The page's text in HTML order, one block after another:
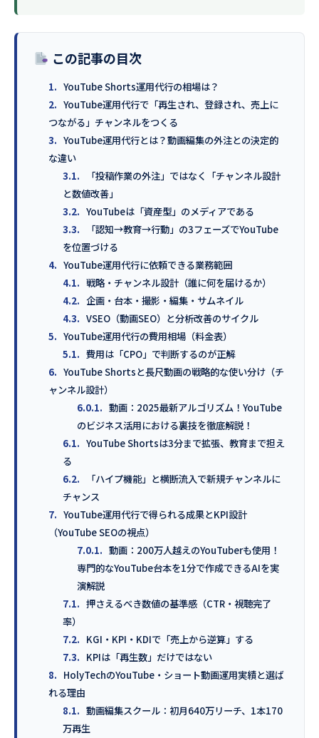
この記事の目次
1. YouTube Shorts運用代行の相場は？
2. YouTube運用代行で「再生され、登録され、売上に
つながる」チャンネルをつくる
3. YouTube運用代行とは？動画編集の外注との決定的
な違い
3.1.
「投稿作業の外注」ではなく「チャンネル設計
と数値改善」
3.2. YouTubeは「資産型」のメディアである
3.3.
「認知→教育→行動」の3フェーズでYouTube
を位置づける
4. YouTube運用代行に依頼できる業務範囲
4.1. 戦略・チャンネル設計（誰に何を届けるか）
4.2. 企画・台本・撮影・編集・サムネイル
4.3. VSEO（動画SEO）と分析改善のサイクル
5. YouTube運用代行の費用相場（料金表）
5.1. 費用は「CPO」で判断するのが正解
6. YouTube Shortsと長尺動画の戦略的な使い分け（チ
ャンネル設計）
6.0.1. 動画：2025最新アルゴリズム！YouTube
のビジネス活用における裏技を徹底解説！
6.1. YouTube Shortsは3分まで拡張、教育まで担え
る
6.2.
「ハイプ機能」と横断流入で新規チャンネルに
チャンス
7. YouTube運用代行で得られる成果とKPI設計
（YouTube SEOの視点）
7.0.1. 動画：200万人越えのYouTuberも使用！
専門的なYouTube台本を1分で作成できるAIを実
演解説
7.1. 押さえるべき数値の基準感（CTR・視聴完了
率）
7.2. KGI・KPI・KDIで「売上から逆算」する
7.3. KPIは「再生数」だけではない
8. HolyTechのYouTube・ショート動画運用実績と選ば
れる理由
8.1. 動画編集スクール：初月640万リーチ、1本170
万再生